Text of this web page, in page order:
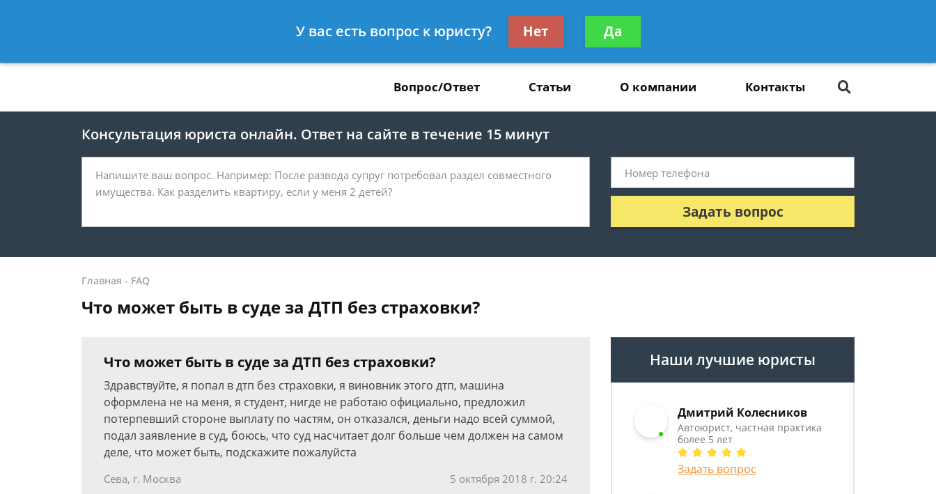
8 812 467-39-37
Получите консультацию
бесплатно
Вопрос/Ответ Статьи О компании Контакты
Консультация юриста онлайн. Ответ на сайте в течение 15 минут
Задать вопрос
Главная - FAQ
Что может быть в суде за ДТП без страховки?
Что может быть в суде за ДТП без страховки?
Здравствуйте, я попал в дтп без страховки, я виновник этого дтп, машина
оформлена не на меня, я студент, нигде не работаю официально, предложил
потерпевший стороне выплату по частям, он отказался, деньги надо всей суммой,
подал заявление в суд, боюсь, что суд насчитает долг больше чем должен на самом
деле, что может быть, подскажите пожалуйста
Сева, г. Москва 5 октября 2018 г. 20:24
Наши лучшие юристы
Дмитрий Колесников
Автоюрист, частная практика
более 5 лет
Задать вопрос
У вас есть вопрос к юристу? Нет Да